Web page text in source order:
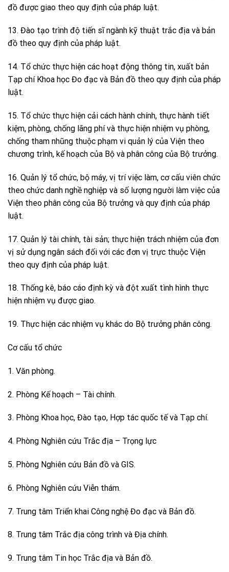
đồ được giao theo quy định của pháp luật.
13. Đào tạo trình độ tiến sĩ ngành kỹ thuật trắc địa và bản
đồ theo quy định của pháp luật.
14. Tổ chức thực hiện các hoạt động thông tin, xuất bản
Tạp chí Khoa học Đo đạc và Bản đồ theo quy định của pháp
luật.
15. Tổ chức thực hiện cải cách hành chính, thực hành tiết
kiệm, phòng, chống lãng phí và thực hiện nhiệm vụ phòng,
chống tham nhũng thuộc phạm vi quản lý của Viện theo
chương trình, kế hoạch của Bộ và phân công của Bộ trưởng.
16. Quản lý tổ chức, bộ máy, vị trí việc làm, cơ cấu viên chức
theo chức danh nghề nghiệp và số lượng người làm việc của
Viện theo phân công của Bộ trưởng và quy định của pháp
luật.
17. Quản lý tài chính, tài sản; thực hiện trách nhiệm của đơn
vị sử dụng ngân sách đối với các đơn vị trực thuộc Viện
theo quy định của pháp luật.
18. Thống kê, báo cáo định kỳ và đột xuất tình hình thực
hiện nhiệm vụ được giao.
19. Thực hiện các nhiệm vụ khác do Bộ trưởng phân công.
Cơ cấu tổ chức
1. Văn phòng.
2. Phòng Kế hoạch – Tài chính.
3. Phòng Khoa học, Đào tạo, Hợp tác quốc tế và Tạp chí.
4. Phòng Nghiên cứu Trắc địa – Trọng lực
5. Phòng Nghiên cứu Bản đồ và GIS.
6. Phòng Nghiên cứu Viễn thám.
7. Trung tâm Triển khai Công nghệ Đo đạc và Bản đồ.
8. Trung tâm Trắc địa công trình và Địa chính.
9. Trung tâm Tin học Trắc địa và Bản đồ.